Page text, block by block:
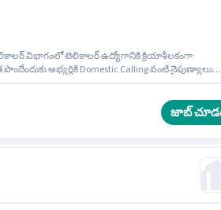
/ టెలికాలర్ విభాగంలో టెలికాలర్ ఉద్యోగానికి క్రియాశీలకంగా
అభ్యర్థికి Domestic Calling వంటి నైపుణ్యాలు
ఉన్నాయి.
జాబ్